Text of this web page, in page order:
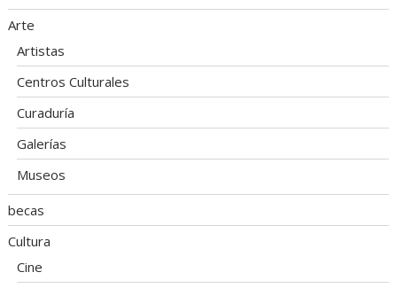
Arte
Artistas
Centros Culturales
Curaduría
Galerías
Museos
becas
Cultura
Cine